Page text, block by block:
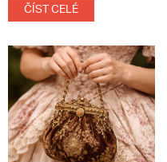
ČÍST CELÉ